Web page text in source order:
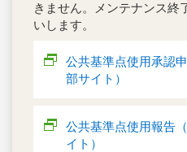
きません。メンテナンス終
いします。
公共基準点使用承認
部サイト）
公共基準点使用報告
イト）